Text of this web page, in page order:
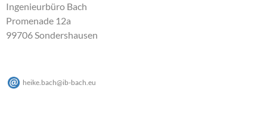
Ingenieurbüro Bach
Promenade 12a
99706 Sondershausen
heike.bach@ib-bach.eu